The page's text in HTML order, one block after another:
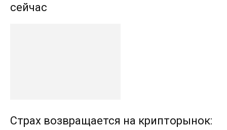
сейчас
Страх возвращается на крипторынок: